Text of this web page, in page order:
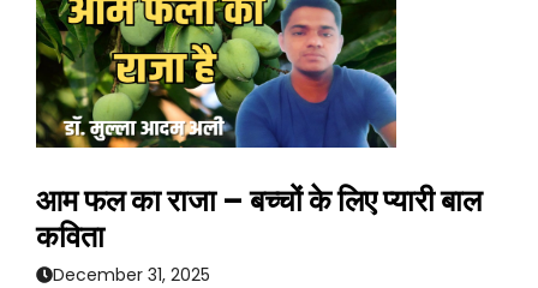
आम फल का राजा – बच्चों के लिए प्यारी बाल
कविता
December 31, 2025